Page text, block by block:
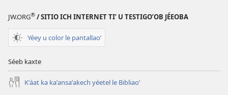
publicaciónoʼ
Junio
tiʼ 2011
JW.ORG® / SITIO ICH INTERNET TIʼ U TESTIGOʼOB JÉEOBA
Yéey u color le pantallaoʼ
Séeb kaxte
Kʼáat ka kaʼansaʼakech yéetel le Bibliaoʼ